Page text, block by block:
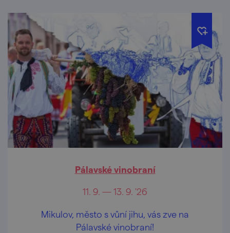
Pálavské vinobraní
11. 9. — 13. 9. '26
Mikulov, město s vůní jihu, vás zve na
Pálavské vinobraní!